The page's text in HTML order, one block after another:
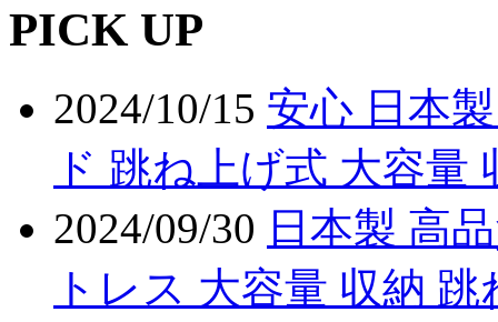
PICK UP
2024/10/15 安心 日本
ド 跳ね上げ式 大容量
2024/09/30 日本製 高
トレス 大容量 収納